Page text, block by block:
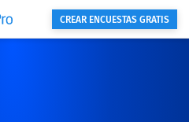
CREAR ENCUESTAS GRATIS